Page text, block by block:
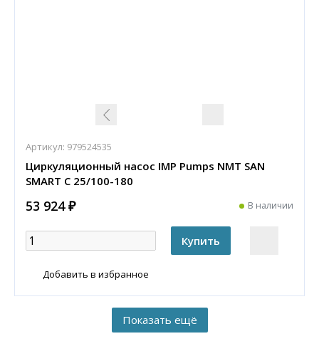
Артикул: 979524535
Циркуляционный насос IMP Pumps NMT SAN
SMART C 25/100-180
53 924 ₽ В наличии
Добавить в избранное